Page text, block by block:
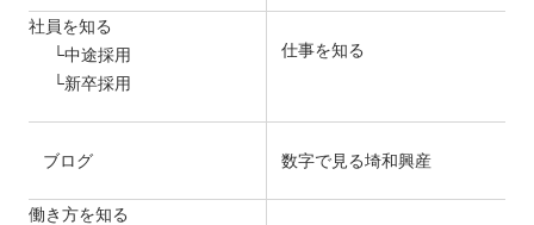
社員を知る
中途採用
新卒採用
仕事を知る
ブログ 数字で見る埼和興産
働き方を知る